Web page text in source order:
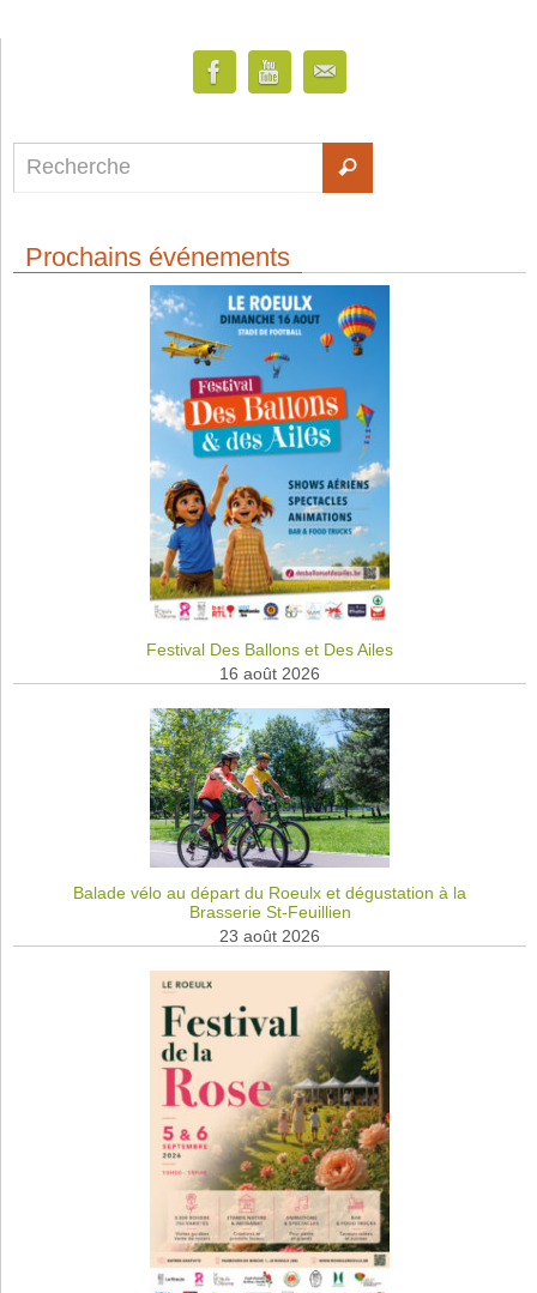
Prochains événements
Festival Des Ballons et Des Ailes
16 août 2026
Balade vélo au départ du Roeulx et dégustation à la
Brasserie St-Feuillien
23 août 2026